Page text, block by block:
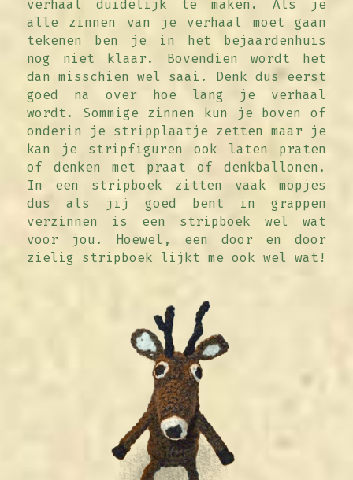
verhaal duidelijk te maken. Als je
alle zinnen van je verhaal moet gaan
tekenen ben je in het bejaardenhuis
nog niet klaar. Bovendien wordt het
dan misschien wel saai. Denk dus eerst
goed na over hoe lang je verhaal
wordt. Sommige zinnen kun je boven of
onderin je stripplaatje zetten maar je
kan je stripfiguren ook laten praten
of denken met praat of denkballonen.
In een stripboek zitten vaak mopjes
dus als jij goed bent in grappen
verzinnen is een stripboek wel wat
voor jou. Hoewel, een door en door
zielig stripboek lijkt me ook wel wat!